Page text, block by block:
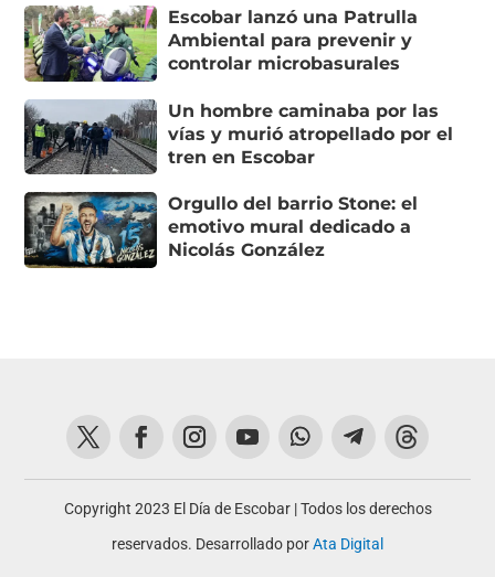
Escobar lanzó una Patrulla
Ambiental para prevenir y
controlar microbasurales
Un hombre caminaba por las
vías y murió atropellado por el
tren en Escobar
Orgullo del barrio Stone: el
emotivo mural dedicado a
Nicolás González
Copyright 2023 El Día de Escobar | Todos los derechos
reservados. Desarrollado porAta Digital